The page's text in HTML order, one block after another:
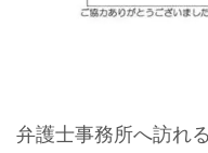
弁護士事務所へ訪れ